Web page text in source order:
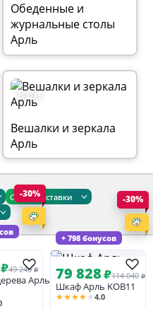
Обеденные и
журнальные столы
Арль
8 шт.
Вешалки и зеркала
Арль
Сроки доставки
-30%
₽49 240 ₽
Арль
+ 798 бонусов
-30%
79 828₽114 040 ₽
Шкаф Арль KOB11
★★★★★4.0